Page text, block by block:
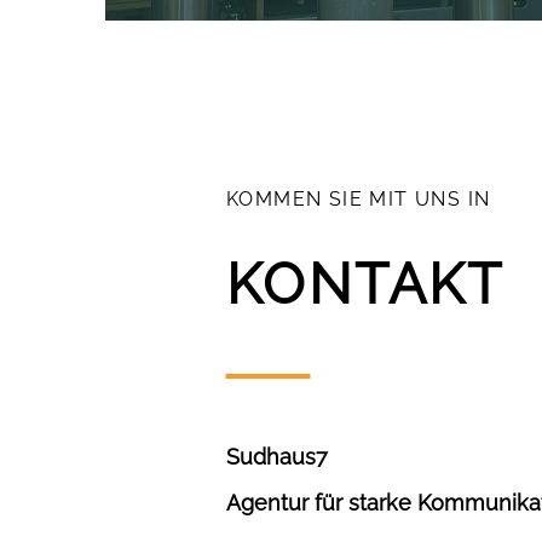
KOMMEN SIE MIT UNS IN
KONTAKT
Sudhaus7
Agentur für starke